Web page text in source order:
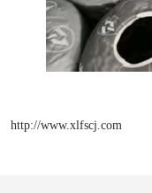
http://www.xlfscj.com